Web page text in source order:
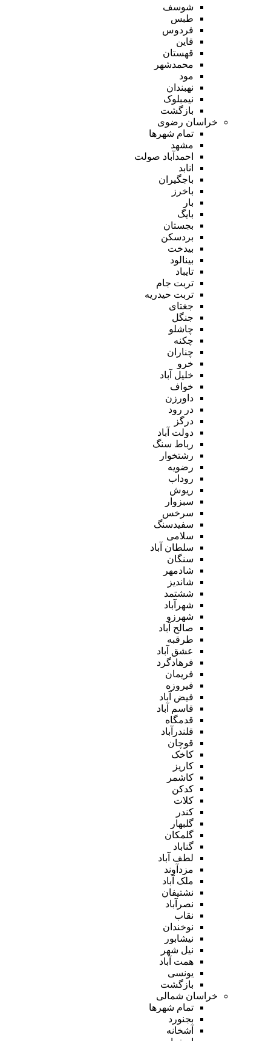
شوسف
طبس
فردوس
قاین
قهستان
محمدشهر
مود
نهبندان
نیمبلوک
بازگشت
خراسان رضوی
تمام شهر‌ها
مشهد
احمدآباد صولت
انابد
باجگیران
باخرز
بار
بایگ
بجستان
بردسکن
بیدخت
بینالود
تایباد
تربت جام
تربت حیدریه
جغتای
جنگل
چاشلو
چکنه
چناران
خرو
خلیل آباد
خواف
داورزن
در رود
درگز
دولت آباد
رباط سنگ
رشتخوار
رضویه
روداب
ریوش
سبزوار
سرخس
سفیدسنگ
سلامی
سلطان آباد
سنگان
شادمهر
شاندیز
ششتمد
شهرآباد
شهرزو
صالح آباد
طرقبه
عشق آباد
فرهادگرد
فریمان
فیروزه
فیض آباد
قاسم آباد
قدمگاه
قلندرآباد
قوچان
کاخک
کاریز
کاشمر
کدکن
کلات
کندر
گلبهار
گلمکان
گناباد
لطف آباد
مزدآوند
ملک آباد
نشتیفان
نصرآباد
نقاب
نوخندان
نیشابور
نیل شهر
همت آباد
یونسی
بازگشت
خراسان شمالی
تمام شهر‌ها
بجنورد
آشخانه